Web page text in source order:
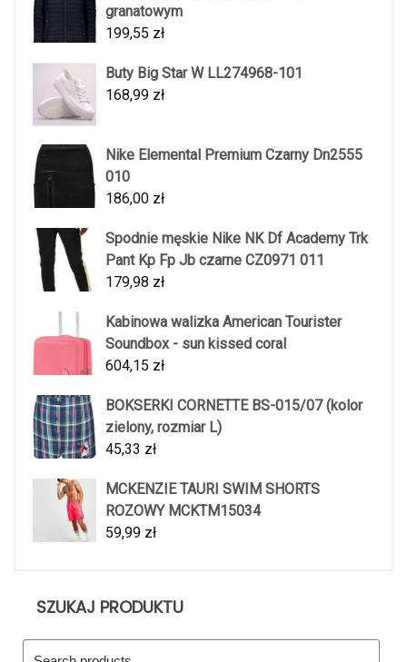
granatowym
199,55 zł
Buty Big Star W LL274968-101
168,99 zł
Nike Elemental Premium Czarny Dn2555
010
186,00 zł
Spodnie męskie Nike NK Df Academy Trk
Pant Kp Fp Jb czarne CZ0971 011
179,98 zł
Kabinowa walizka American Tourister
Soundbox - sun kissed coral
604,15 zł
BOKSERKI CORNETTE BS-015/07 (kolor
zielony, rozmiar L)
45,33 zł
MCKENZIE TAURI SWIM SHORTS
ROZOWY MCKTM15034
59,99 zł
SZUKAJ PRODUKTU